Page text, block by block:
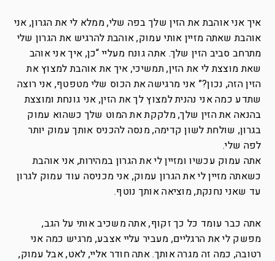
איך אני אוהבת את הזין שלך בפה שלי, ממלא לי את הגרון, אני
אוהבת שאתה מזיין אותי עמוק, אוהבת להרגיש את הגרון שלי
מתרחב סביב הזין שלך. אתה גונח מעליי “כן, איך אני אוהב
שאת מוצצת לי את הזין, תמשיכי, איך את אוהבת למצוץ את
הזין הזה, נכון?” אני מרגישה את הכוס שלי מטפטף, אני רוצה
שתדע כמה אני נהנית למצוץ לך את הזין, אני גונחת ומוצצת
בהנאה את הזין שלך, מלקקת את המוט שלך כשהוא עמוק
בגרון, שולחת לשון קדימה, מנסה להכניס אותך עמוק יותר
לפה שלי.
אתה עמוק עכשיו ומזיין לי את הגרון במהירות, אני אוהבת
כשאתה מזיין לי את הגרון עמוק, אני מכניסה עוד עמוק לגרון
עד שאני נחנקת, מוציאה אותך נוטף.
אתה כבר עומד כל כך זקוף, אתה משכיב אותי על הגב,
מפשק לי את הרגליים, מעביר עליי אצבע, מרגיש כמה אני
רטובה, כמה זה מגרה אותך. אתה חודר אליי, לאט, אבל עמוק,